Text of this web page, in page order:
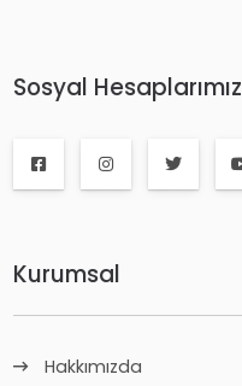
Sosyal Hesaplarımız
Kurumsal
Hakkımızda